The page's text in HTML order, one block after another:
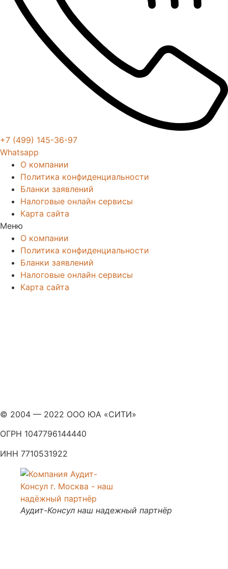
+7 (499) 145-36-97
Whatsapp
О компании
Политика конфиденциальности
Бланки заявлений
Налоговые онлайн сервисы
Карта сайта
Меню
О компании
Политика конфиденциальности
Бланки заявлений
Налоговые онлайн сервисы
Карта сайта
© 2004 — 2022 ООО ЮА «СИТИ»
ОГРН 1047796144440
ИНН 7710531922
Аудит-Консул наш надежный партнёр